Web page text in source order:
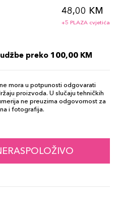
48,00 KM
+5 PLAZA cvjetića
48,00 KM
48,00 KM
preko 100,00 KM
mora u potpunosti odgovarati
proizvoda. U slučaju tehničkih
ne preuzima odgovornost za
i fotografija.